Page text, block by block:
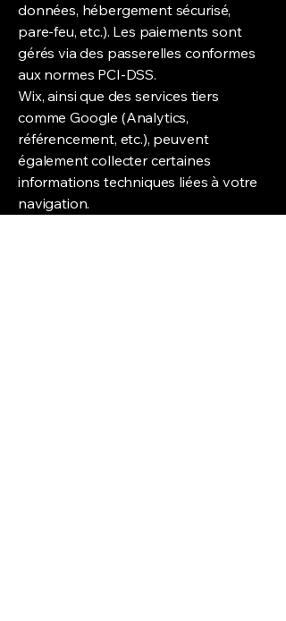
données, hébergement sécurisé,
pare-feu, etc.). Les paiements sont
gérés via des passerelles conformes
aux normes PCI-DSS.
Wix, ainsi que des services tiers
comme Google (Analytics,
référencement, etc.), peuvent
également collecter certaines
informations techniques liées à votre
navigation.